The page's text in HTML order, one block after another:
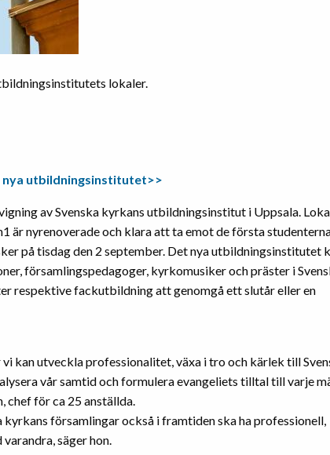
lokaler.
utbildningsinstitutet>>
av Svenska kyrkans utbildningsinstitut i Uppsala.
är nyrenoverade och klara att ta emot de första
på tisdag den 2 september. Det nya utbildningsinstitutet
församlingspedagoger, kyrkomusiker och präster i
respektive fackutbildning att genomgå ett slutår eller en
kan utveckla professionalitet, växa i tro och kärlek till
vår samtid och formulera evangeliets tilltal till varje
chef för ca 25 anställda.
församlingar också i framtiden ska ha professionell,
säger hon.